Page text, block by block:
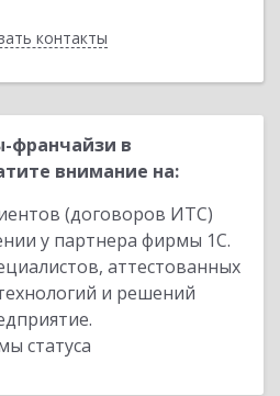
контакты
Назад
франчайзи в
внимание на:
(договоров ИТС)
у партнера фирмы 1С.
аттестованных
и решений
статуса